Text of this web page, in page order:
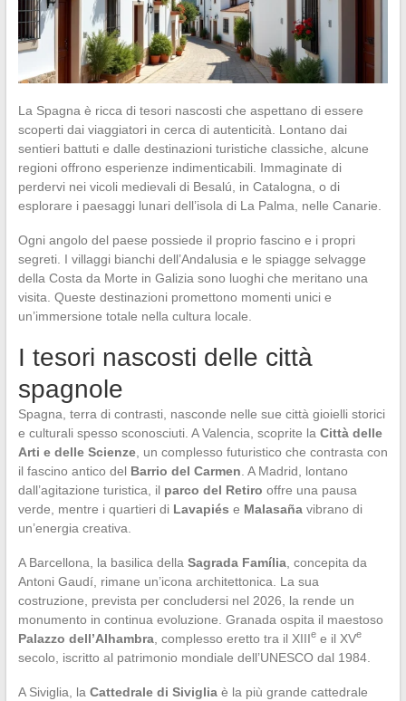
La Spagna è ricca di tesori nascosti che aspettano di essere
scoperti dai viaggiatori in cerca di autenticità. Lontano dai
sentieri battuti e dalle destinazioni turistiche classiche, alcune
regioni offrono esperienze indimenticabili. Immaginate di
perdervi nei vicoli medievali di Besalú, in Catalogna, o di
esplorare i paesaggi lunari dell’isola di La Palma, nelle Canarie.
Ogni angolo del paese possiede il proprio fascino e i propri
segreti. I villaggi bianchi dell’Andalusia e le spiagge selvagge
della Costa da Morte in Galizia sono luoghi che meritano una
visita. Queste destinazioni promettono momenti unici e
un’immersione totale nella cultura locale.
I tesori nascosti delle città
spagnole
Spagna, terra di contrasti, nasconde nelle sue città gioielli storici
e culturali spesso sconosciuti. A Valencia, scoprite la Città delle
Arti e delle Scienze, un complesso futuristico che contrasta con
il fascino antico del Barrio del Carmen . A Madrid, lontano
dall’agitazione turistica, il parco del Retiro offre una pausa
verde, mentre i quartieri di Lavapiés e Malasañavibrano di
un’energia creativa.
A Barcellona, la basilica della Sagrada Família, concepita da
Antoni Gaudí, rimane un’icona architettonica. La sua
costruzione, prevista per concludersi nel 2026, la rende un
monumento in continua evoluzione. Granada ospita il maestoso
Palazzo dell’Alhambra, complesso eretto tra il XIIIee il XVe
secolo, iscritto al patrimonio mondiale dell’UNESCO dal 1984.
A Siviglia, la Cattedrale di Sivigliaè la più grande cattedrale